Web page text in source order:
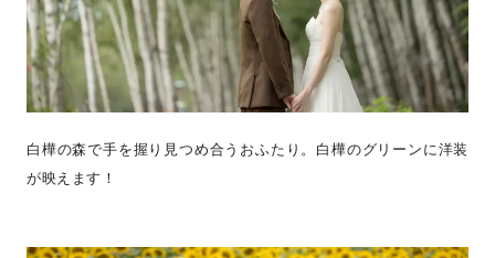
白樺の森で手を握り見つめ合うおふたり。白樺のグリーンに洋装
が映えます！